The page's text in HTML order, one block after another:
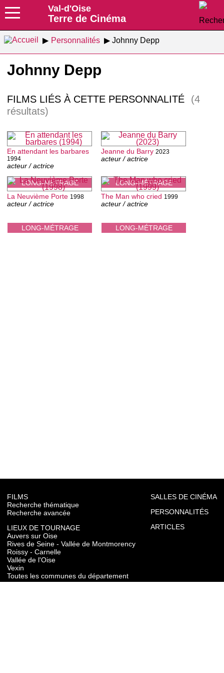
Val-d'Oise
Terre de Cinéma
Personnalités Johnny Depp
Johnny Depp
FILMS LIÉS À CETTE PERSONNALITÉ
(4
résultats)
LONG-MÉTRAGE
En attendant les barbares
1994
acteur / actrice
LONG-MÉTRAGE
Jeanne du Barry 2023
acteur / actrice
LONG-MÉTRAGE
La Neuvième Porte 1998
acteur / actrice
LONG-MÉTRAGE
The Man who cried 1999
acteur / actrice
FILMS
Recherche thématique
Recherche avancée
LIEUX DE TOURNAGE
Auvers sur Oise
Rives de Seine - Vallée de Montmorency
Roissy - Carnelle
Vallée de l'Oise
Vexin
Toutes les communes du département
SALLES DE CINÉMA
PERSONNALITÉS
ARTICLES